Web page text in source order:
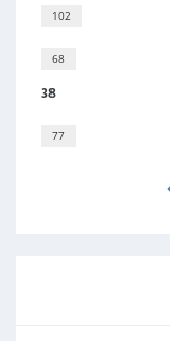
102
68
38
77